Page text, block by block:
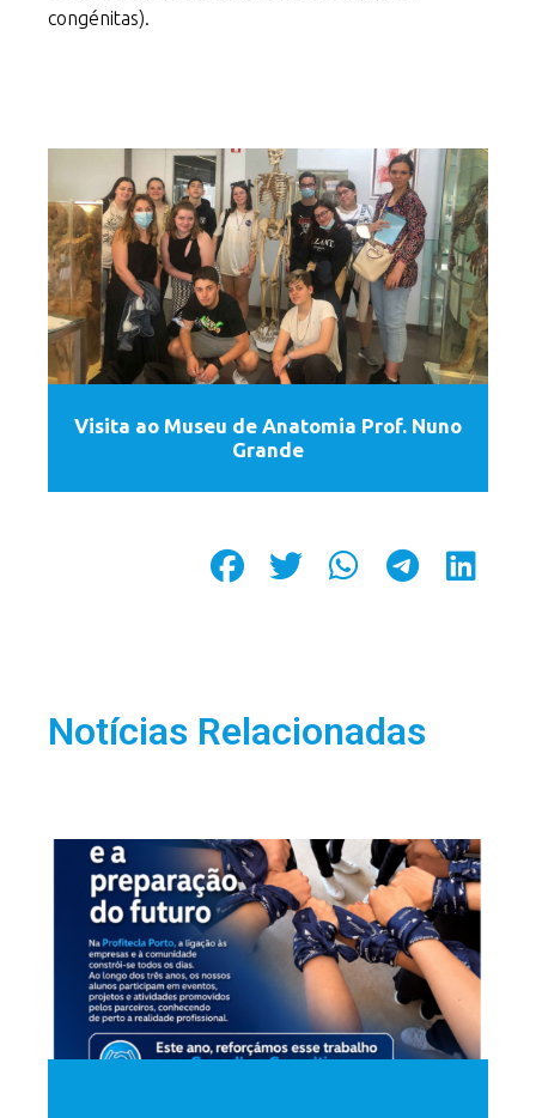
congénitas).
Visita ao Museu de Anatomia Prof. Nuno
Grande
Notícias Relacionadas